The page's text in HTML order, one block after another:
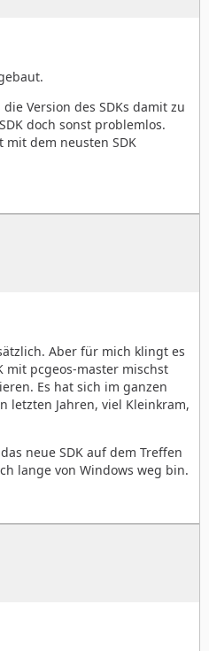
Version des SDKs damit zu
doch sonst problemlos.
mit dem neusten SDK
Aber für mich klingt es
mit pcgeos-master mischst
Es hat sich im ganzen
letzten Jahren, viel Kleinkram,
neue SDK auf dem Treffen
lange von Windows weg bin.